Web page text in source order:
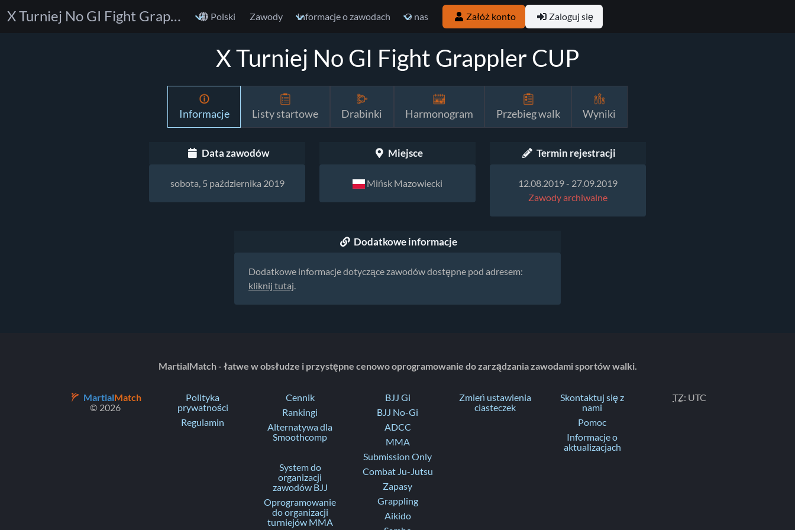
X Turniej No GI Fight Grappler CUP Polski Zawody Informacje o zawodach O nas Załóż konto Zaloguj się
X Turniej No GI Fight Grappler CUP
Informacje Listy startowe Drabinki Harmonogram Przebieg walk Wyniki
Data zawodów
sobota, 5 października 2019
Miejsce
Mińsk Mazowiecki
Termin rejestracji
12.08.2019 - 27.09.2019
Zawody archiwalne
Dodatkowe informacje
Dodatkowe informacje dotyczące zawodów dostępne pod adresem:
kliknij tutaj.
MartialMatch - łatwe w obsłudze i przystępne cenowo oprogramowanie do zarządzania zawodami sportów walki.
MartialMatch
© 2026
Polityka
prywatności
Regulamin
Cennik
Rankingi
Alternatywa dla
Smoothcomp
System do
organizacji
zawodów BJJ
Oprogramowanie
do organizacji
turniejów MMA
BJJ Gi
BJJ No-Gi
ADCC
MMA
Submission Only
Combat Ju-Jutsu
Zapasy
Grappling
Aikido
Zmień ustawienia
ciasteczek
Skontaktuj się z
nami
Pomoc
Informacje o
aktualizacjach
TZ: UTC